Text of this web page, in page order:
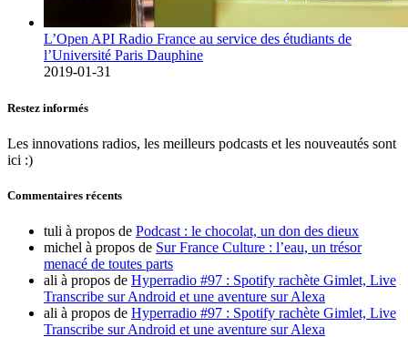
L’Open API Radio France au service des étudiants de
l’Université Paris Dauphine
2019-01-31
Restez informés
Les innovations radios, les meilleurs podcasts et les nouveautés sont
ici :)
Commentaires récents
tuli à propos de Podcast : le chocolat, un don des dieux
michel à propos de Sur France Culture : l’eau, un trésor
menacé de toutes parts
ali à propos de Hyperradio #97 : Spotify rachète Gimlet, Live
Transcribe sur Android et une aventure sur Alexa
ali à propos de Hyperradio #97 : Spotify rachète Gimlet, Live
Transcribe sur Android et une aventure sur Alexa